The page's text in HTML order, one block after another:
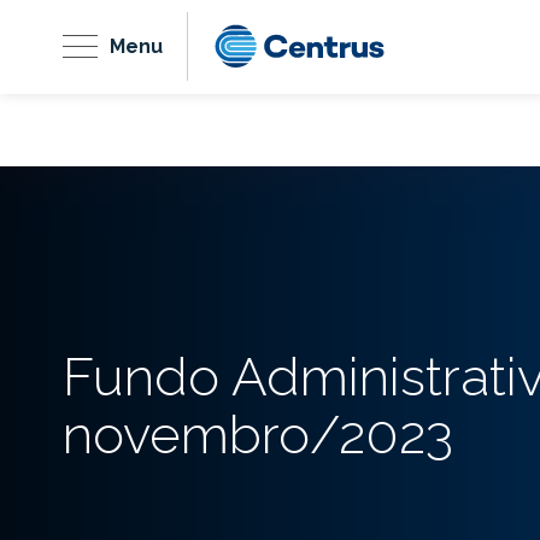
Menu
Fundo
novembro/2023